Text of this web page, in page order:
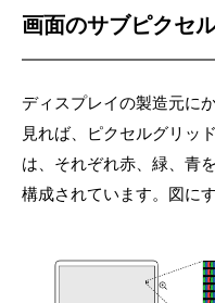
画面のサブピクセ
ディスプレイの製造元に
見れば、ピクセルグリッ
は、それぞれ赤、緑、青
構成されています。図に